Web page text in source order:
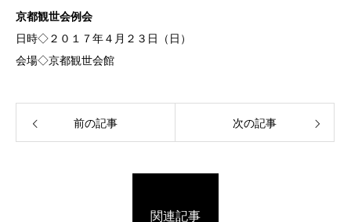
京都観世会例会
日時◇２０１７年４月２３日（日）
会場◇京都観世会館
前の記事 次の記事
関連記事